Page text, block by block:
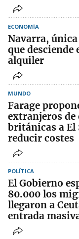
ECONOMÍA
Navarra,
que desciende
alquiler
MUNDO
Farage
extranjeros de
británicas a El
reducir costes
POLÍTICA
El Gobierno
80.000 los
llegaron a
entrada